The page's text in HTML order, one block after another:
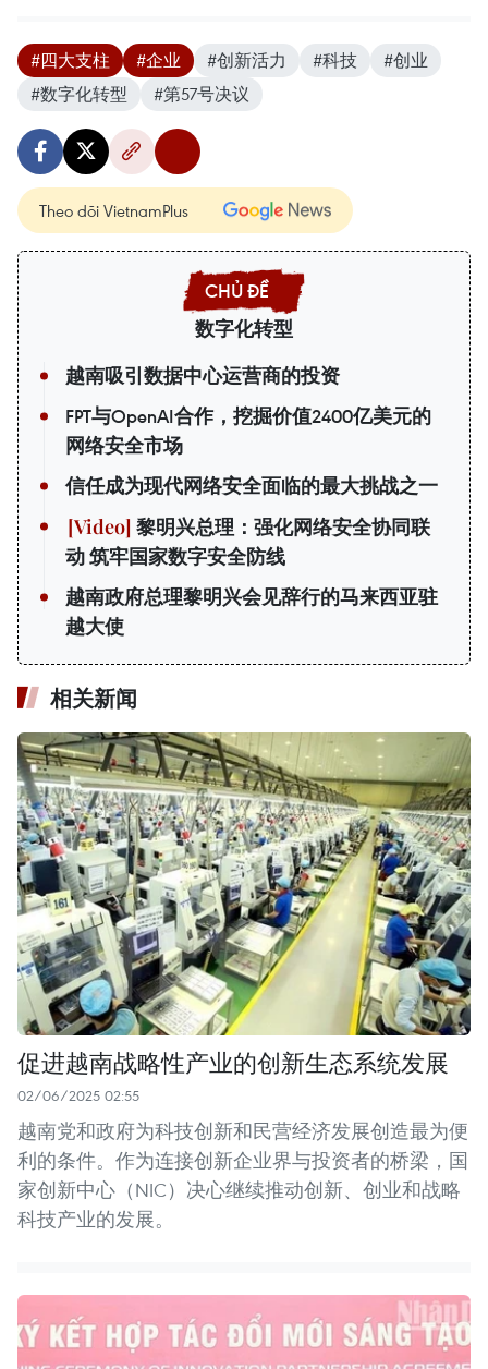
#四大支柱 #企业 #创新活力 #科技
#创业
#数字化转型
#第57号决议
Theo dõi VietnamPlus
数字化转型
越南吸引数据中心运营商的投资
FPT与OpenAI合作，挖掘价值2400亿美元的
网络安全市场
信任成为现代网络安全面临的最大挑战之一
黎明兴总理：强化网络安全协同联
动 筑牢国家数字安全防线
越南政府总理黎明兴会见辞行的马来西亚驻
越大使
相关新闻
促进越南战略性产业的创新生态系统发展
02/06/2025 02:55
越南党和政府为科技创新和民营经济发展创造最为便
利的条件。作为连接创新企业界与投资者的桥梁，国
家创新中心（NIC）决心继续推动创新、创业和战略
科技产业的发展。